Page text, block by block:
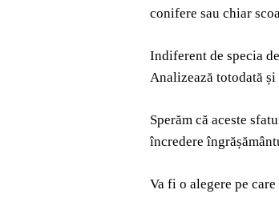
conifere sau chiar
Indiferent de specia
Analizează totodată
Sperăm că aceste
încredere
Va fi o alegere pe